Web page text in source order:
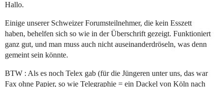
Hallo.
Einige unserer Schweizer Forumsteilnehmer, die kein Esszett
haben, behelfen sich so wie in der Überschrift gezeigt. Funktioniert
ganz gut, und man muss auch nicht auseinanderdröseln, was denn
gemeint sein könnte.
BTW : Als es noch Telex gab (für die Jüngeren unter uns, das war
Fax ohne Papier, so wie Telegraphie = ein Dackel von Köln nach